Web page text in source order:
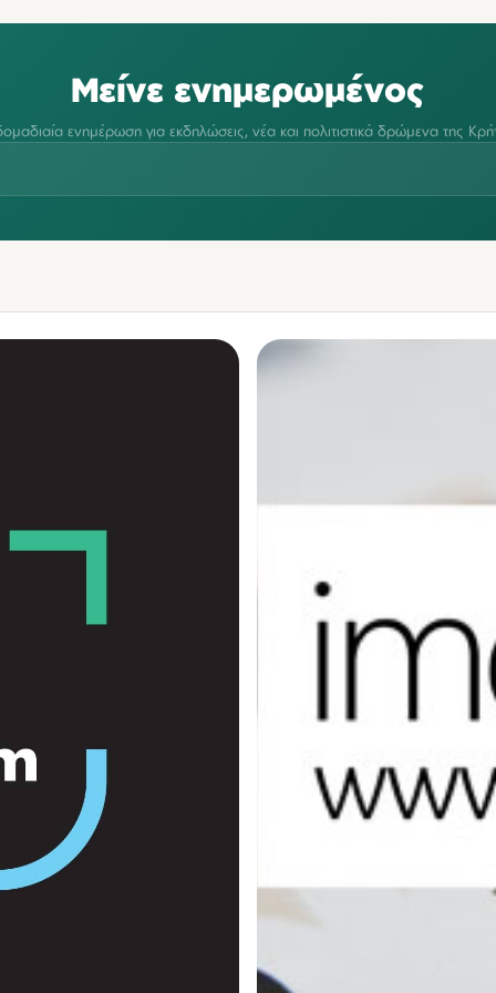
Μείνε ενημερωμένος
ενημέρωση για εκδηλώσεις, νέα και πολιτιστικά δρώμενα της